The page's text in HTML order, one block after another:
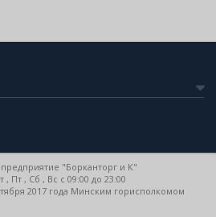
"Борканторг и К"
Пт , Сб , Вс c 09:00 до 23:00
2017 года Минским горисполкомом